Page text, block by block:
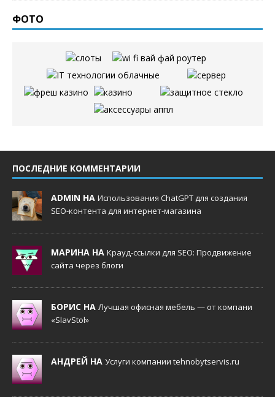
ФОТО
ПОСЛЕДНИЕ КОММЕНТАРИИ
ADMIN НА Использования ChatGPT для создания
SEO-контента для интернет-магазина
МАРИНА НА Крауд-ссылки для SEO: Продвижение
сайта через блоги
БОРИС НА Лучшая офисная мебель — от компани
«SlavStol»
АНДРЕЙ НА Услуги компании tehnobytservis.ru